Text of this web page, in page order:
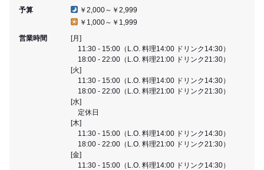
予算
￥2,000～￥2,999
￥1,000～￥1,999
営業時間
[月]
11:30 - 15:00（L.O. 料理14:00 ドリンク14:30）
18:00 - 22:00（L.O. 料理21:00 ドリンク21:30）
[火]
11:30 - 15:00（L.O. 料理14:00 ドリンク14:30）
18:00 - 22:00（L.O. 料理21:00 ドリンク21:30）
[水]
定休日
[木]
11:30 - 15:00（L.O. 料理14:00 ドリンク14:30）
18:00 - 22:00（L.O. 料理21:00 ドリンク21:30）
[金]
11:30 - 15:00（L.O. 料理14:00 ドリンク14:30）